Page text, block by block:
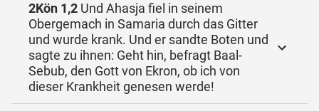
2Kön 1,2 Und Ahasja fiel in seinem
Obergemach in Samaria durch das Gitter
und wurde krank. Und er sandte Boten und
sagte zu ihnen: Geht hin, befragt Baal-
Sebub, den Gott von Ekron, ob ich von
dieser Krankheit genesen werde!